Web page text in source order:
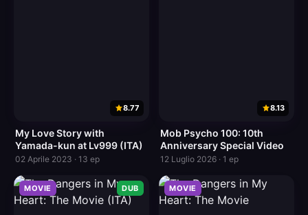
8.77
My Love Story with
Yamada-kun at Lv999 (ITA)
02 Aprile 2023 · 13 ep
8.13
Mob Psycho 100: 10th
Anniversary Special Video
12 Luglio 2026 · 1 ep
MOVIE DUB MOVIE